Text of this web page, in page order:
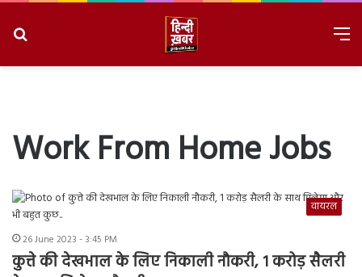
Work From Home Jobs
वायरल
26 June 2023 - 3:45 PM
कुत्ते की देखभाल के लिए निकाली नौकरी, 1 करोड़ सैलरी